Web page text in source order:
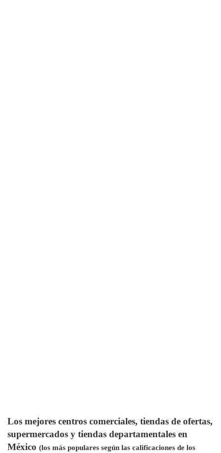
Los mejores centros comerciales, tiendas de ofertas,
supermercados y tiendas departamentales en
México (los más populares según las calificaciones de los